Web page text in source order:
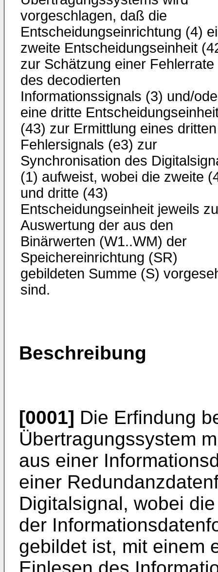
vorgeschlagen, daß die
Entscheidungseinrichtung (4)
zweite Entscheidungseinheit
zur Schätzung einer Fehlerrate
des decodierten
Informationssignals (3) und/
eine dritte
(43) zur Ermittlung eines dritten
Fehlersignals (e3) zur
Synchronisation des
(1) aufweist, wobei die zweite
und dritte (43)
Entscheidungseinheit jeweils
Auswertung der aus den
Binärwerten (W1..WM) der
Speichereinrichtung (SR)
gebildeten Summe (S)
sind.
Beschreibung
[0001] Die Erfindung
Übertragungssystem
aus einer
einer
Digitalsignal, wobei
der
gebildet ist, mit einem